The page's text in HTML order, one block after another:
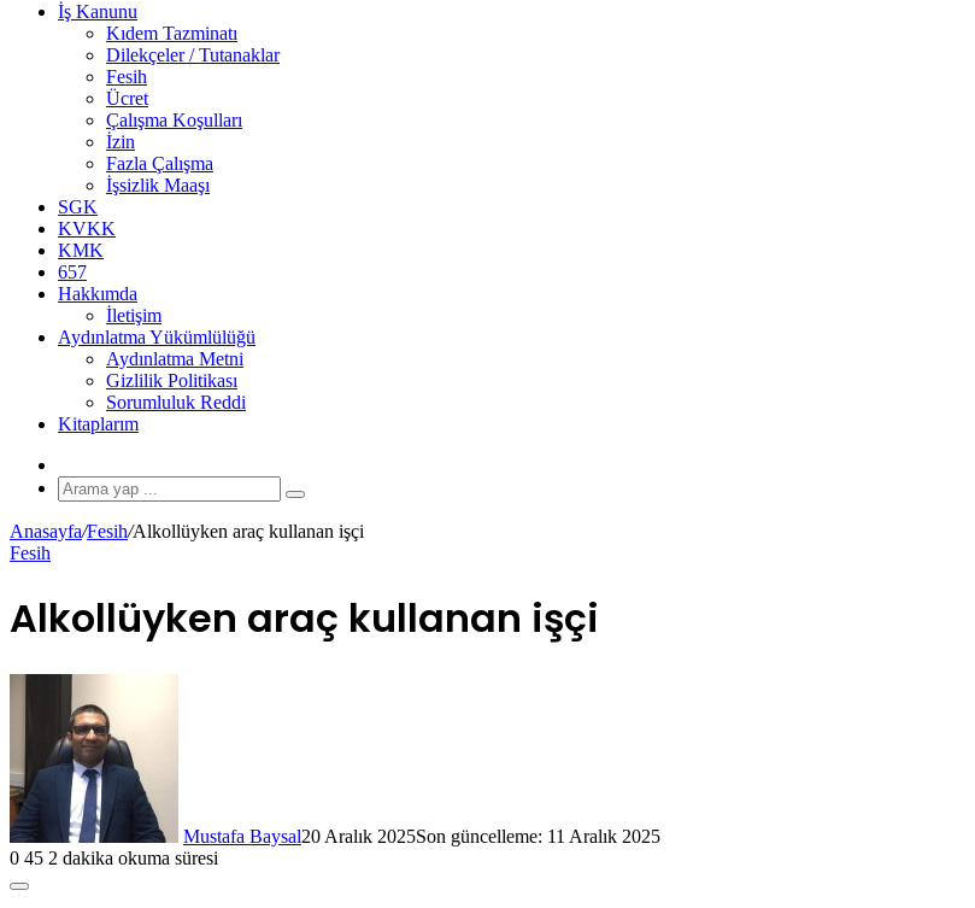
...
İş Kanunu
Kıdem Tazminatı
Dilekçeler / Tutanaklar
Fesih
Ücret
Çalışma Koşulları
İzin
Fazla Çalışma
İşsizlik Maaşı
SGK
KVKK
KMK
657
Hakkımda
İletişim
Aydınlatma Yükümlülüğü
Aydınlatma Metni
Gizlilik Politikası
Sorumluluk Reddi
Kitaplarım
Makale
Arama
yap
...
Anasayfa/Fesih/Alkollüyken araç kullanan işçi
Fesih
Alkollüyken araç kullanan işçi
Mustafa Baysal20 Aralık 2025Son güncelleme: 11 Aralık 2025
0 45 2 dakika okuma süresi